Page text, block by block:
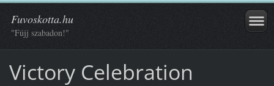
Fuvoskotta.hu
"Fújj szabadon!"
Victory Celebration